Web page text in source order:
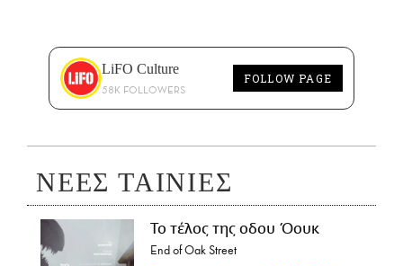
LiFO Culture
58K FOLLOWERS
FOLLOW PAGE
ΝΕΕΣ ΤΑΙΝΙΕΣ
Το τέλος της οδου Όουκ
End of Oak Street